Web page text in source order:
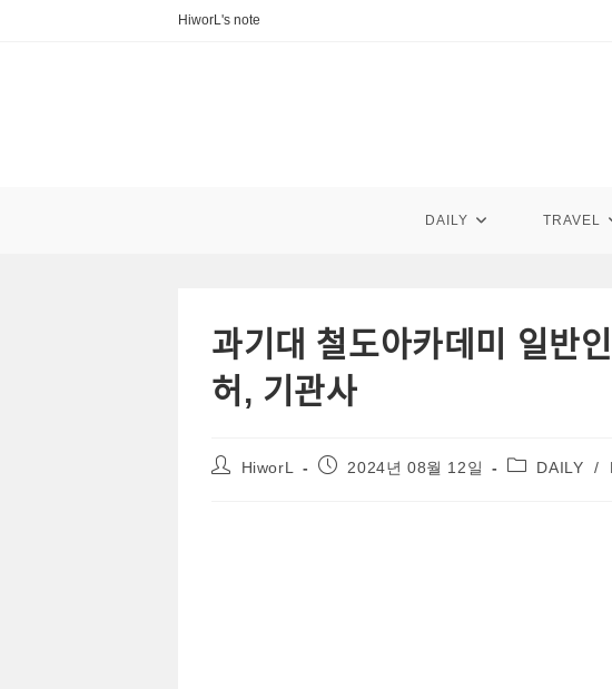
HiworL's note
DAILY TRAVEL
과기대 철도아카데미
허, 기관사
PostHiworL
Post2024년 08월 12일
PostDAILY /